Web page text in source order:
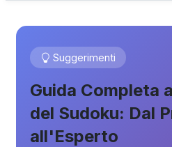
Suggerimenti
Guida Completa
del Sudoku: Dal
all'Esperto